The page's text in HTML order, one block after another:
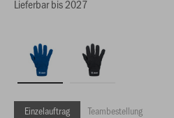
Lieferbar bis 2027
Einzelauftrag Teambestellung